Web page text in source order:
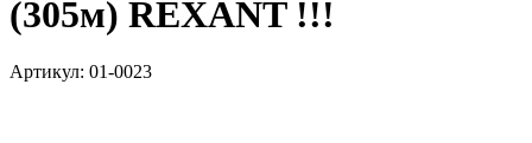
(305м) REXANT !!!
Артикул: 01-0023